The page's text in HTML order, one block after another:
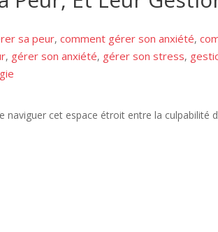
sa peur, comment gérer son anxiété,
, gérer son anxiété, gérer son stress,
naviguer cet espace étroit entre la culpabilité